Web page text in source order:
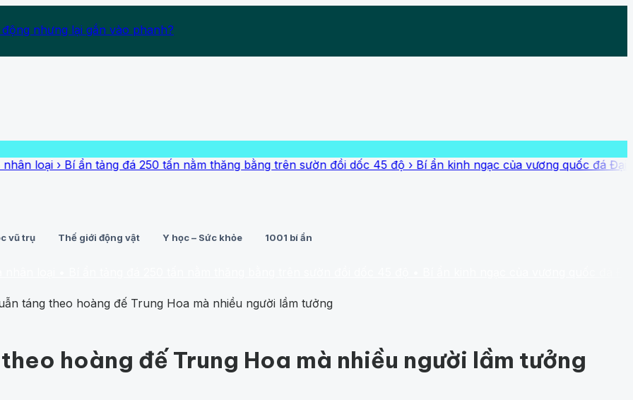
nhưng lại gắn vào phanh?
Bí ẩn tảng đá 250 tấn nằm thăng bằng trên sườn đồi dốc 45 độ›Bí ẩn kinh ngạc của vương quốc đá Đại Zimbabwe
vũ trụ Thế giới động vật Y học – Sức khỏe 1001 bí ẩn
táng theo hoàng đế Trung Hoa mà nhiều người lầm tưởng
hoàng đế Trung Hoa mà nhiều người lầm tưởng